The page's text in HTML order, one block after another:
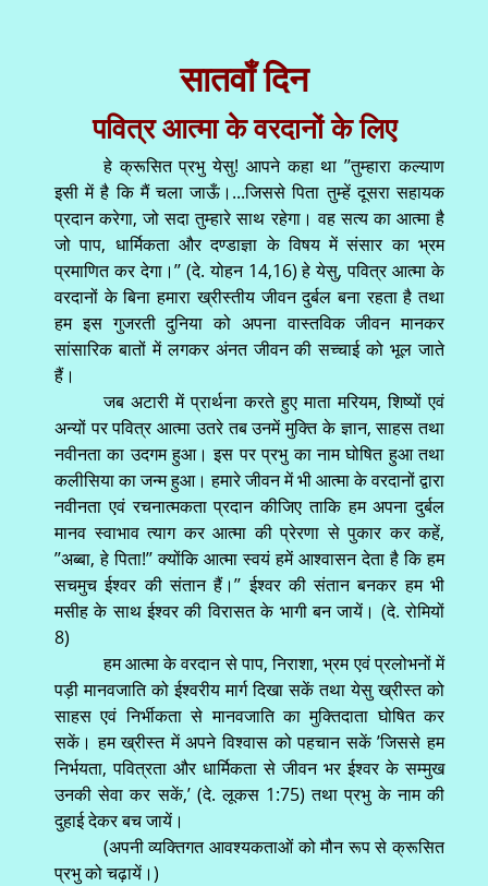
सातवाँ दिन
पवित्र आत्मा के वरदानों के लिए
हे क्रूसित प्रभु येसु! आपने कहा था ’’तुम्हारा कल्याण
इसी में है कि मैं चला जाऊँ।...जिससे पिता तुम्हें दूसरा सहायक
प्रदान करेगा, जो सदा तुम्हारे साथ रहेगा। वह सत्य का आत्मा है
जो पाप, धार्मिकता और दण्डाज्ञा के विषय में संसार का भ्रम
प्रमाणित कर देगा।’’ (दे. योहन 14,16) हे येसु, पवित्र आत्मा के
वरदानों के बिना हमारा ख्रीस्तीय जीवन दुर्बल बना रहता है तथा
हम इस गुजरती दुनिया को अपना वास्तविक जीवन मानकर
सांसारिक बातों में लगकर अंनत जीवन की सच्चाई को भूल जाते
हैं।
जब अटारी में प्रार्थना करते हुए माता मरियम, शिष्यों एवं
अन्यों पर पवित्र आत्मा उतरे तब उनमें मुक्ति के ज्ञान, साहस तथा
नवीनता का उदगम हुआ। इस पर प्रभु का नाम घोषित हुआ तथा
कलीसिया का जन्म हुआ। हमारे जीवन में भी आत्मा के वरदानों द्वारा
नवीनता एवं रचनात्मकता प्रदान कीजिए ताकि हम अपना दुर्बल
मानव स्वाभाव त्याग कर आत्मा की प्रेरणा से पुकार कर कहें,
’’अब्बा, हे पिता!’’ क्योंकि आत्मा स्वयं हमें आश्वासन देता है कि हम
सचमुच ईश्वर की संतान हैं।’’ ईश्वर की संतान बनकर हम भी
मसीह के साथ ईश्वर की विरासत के भागी बन जायें। (दे. रोमियों
8)
हम आत्मा के वरदान से पाप, निराशा, भ्रम एवं प्रलोभनों में
पड़ी मानवजाति को ईश्वरीय मार्ग दिखा सकें तथा येसु ख्रीस्त को
साहस एवं निर्भीकता से मानवजाति का मुक्तिदाता घोषित कर
सकें। हम ख्रीस्त में अपने विश्वास को पहचान सकें ’जिससे हम
निर्भयता, पवित्रता और धार्मिकता से जीवन भर ईश्वर के सम्मुख
उनकी सेवा कर सकें,’ (दे. लूकस 1:75) तथा प्रभु के नाम की
दुहाई देकर बच जायें।
(अपनी व्यक्तिगत आवश्यकताओं को मौन रूप से क्रूसित
प्रभु को चढ़ायें।)